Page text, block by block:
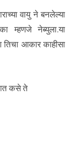
वायु ने बनलेल्या
म्हणजे नेब्युला.या
तिचा आकार काहीसा
कसे ते